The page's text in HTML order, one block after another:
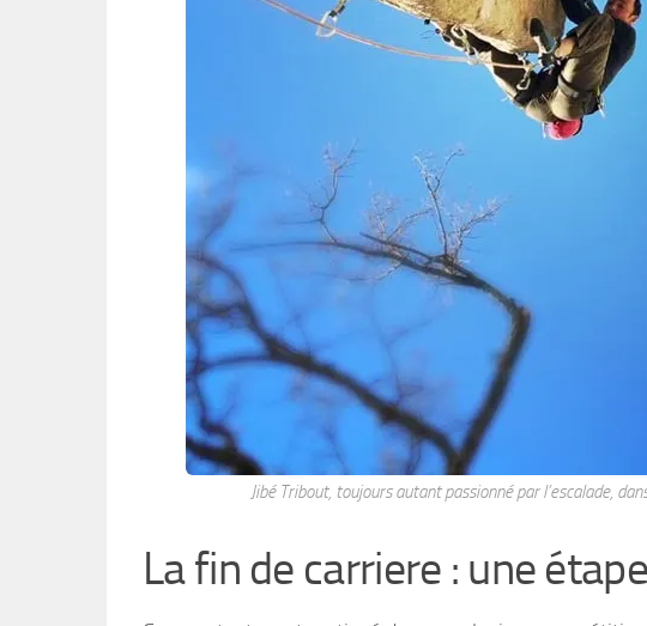
Jibé Tribout, toujours autant passionné par l’escalade,
La fin de carriere : une